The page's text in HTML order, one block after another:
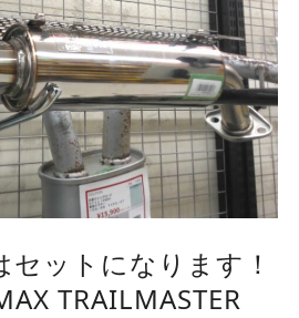
セットになります！
TRAILMASTER